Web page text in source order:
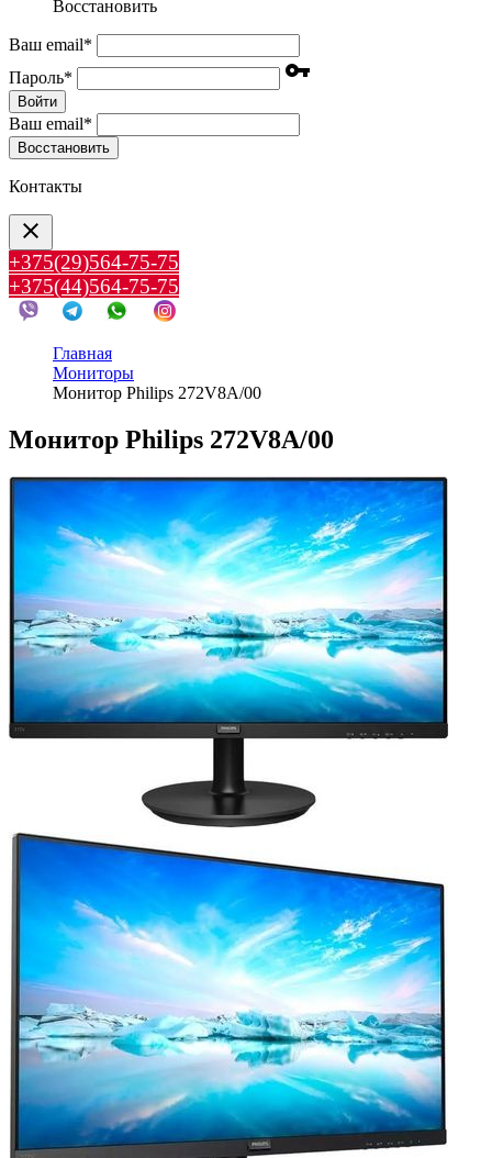
Восстановить
Ваш email*
Пароль* vpn_key
Войти
Ваш email*
Воcстановить
Контакты
clear
+375(29)564-75-75
+375(44)564-75-75
Главная
Мониторы
Монитор Philips 272V8A/00
Монитор Philips 272V8A/00